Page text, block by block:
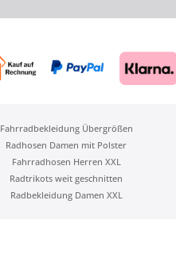
Fahrradbekleidung Übergrößen
Radhosen Damen mit Polster
Fahrradhosen Herren XXL
Radtrikots weit geschnitten
Radbekleidung Damen XXL